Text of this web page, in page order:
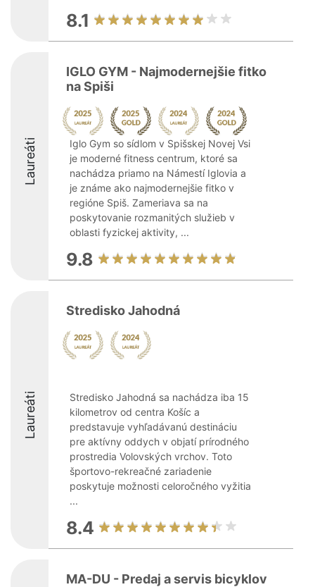
8.1
Laureáti
IGLO GYM - Najmodernejšie fitko
na Spiši
Iglo Gym so sídlom v Spišskej Novej Vsi
je moderné fitness centrum, ktoré sa
nachádza priamo na Námestí Iglovia a
je známe ako najmodernejšie fitko v
regióne Spiš. Zameriava sa na
poskytovanie rozmanitých služieb v
oblasti fyzickej aktivity, ...
9.8
Laureáti
Stredisko Jahodná
Stredisko Jahodná sa nachádza iba 15
kilometrov od centra Košíc a
predstavuje vyhľadávanú destináciu
pre aktívny oddych v objatí prírodného
prostredia Volovských vrchov. Toto
športovo-rekreačné zariadenie
poskytuje možnosti celoročného vyžitia
...
8.4
MA-DU - Predaj a servis bicyklov